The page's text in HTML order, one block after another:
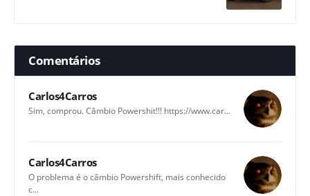
Comentários
Carlos4Carros
Sim, comprou. Câmbio Powershit!!! https://www.car...
Carlos4Carros
O problema é o câmbio Powershift, mais conhecido
c...